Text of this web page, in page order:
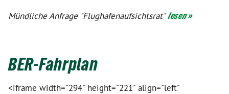
Mündliche Anfrage "Flughafenaufsichtsrat"lesen »
BER-Fahrplan
<iframe width="294" height="221" align="left"